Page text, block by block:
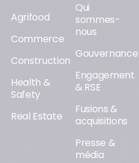
Agrifood
Commerce
Construction
Health &
Safety
Real Estate
Qui
sommes-
nous
Gouvernance
Engagement
& RSE
Fusions &
acquisitions
Presse &
média